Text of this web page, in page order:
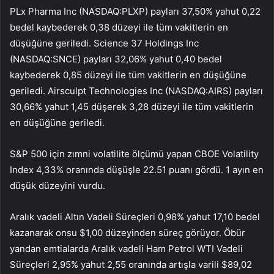
PLx Pharma Inc (NASDAQ:PLXP) payları 37,50% yahut 0,22
bedel kaybederek 0,38 düzeyi ile tüm vakitlerin en
düşüğüne geriledi. Science 37 Holdings Inc
(NASDAQ:SNCE) payları 32,06% yahut 0,40 bedel
kaybederek 0,85 düzeyi ile tüm vakitlerin en düşüğüne
geriledi. Airsculpt Technologies Inc (NASDAQ:AIRS) payları
30,66% yahut 1,45 düşerek 3,28 düzeyi ile tüm vakitlerin
en düşüğüne geriledi.
S&P 500 için zımni volatilite ölçümü yapan CBOE Volatility
Index 4,33% oranında düşüşle 22.51 puanı gördü. 1 ayın en
düşük düzeyini vurdu.
Aralık vadeli Altın Vadeli Süreçleri 0,98% yahut 17,10 bedel
kazanarak onsu $1,00 düzeyinden süreç görüyor. Öbür
yandan emtialarda Aralık vadeli Ham Petrol WTI Vadeli
Süreçleri 2,95% yahut 2,55 oranında artışla varili $89,02